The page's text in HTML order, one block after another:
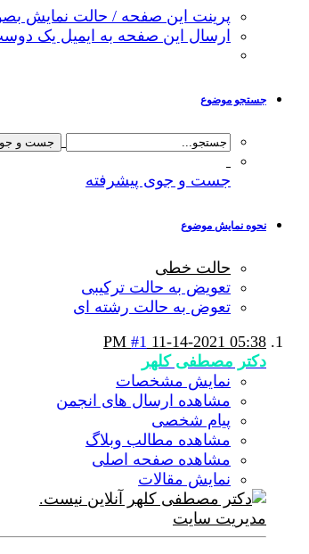
پرینت این صفحه / حالت نمایش
ارسال این صفحه به ایمیل یک
جستجو موضوع
جست و جوی پیشرفته
نحوه نمایش موضوع
حالت خطی
تعویض به حالت ترکیبی
تعوض به حالت رشته ای
11-14-2021 05:38 PM
#1
دکتر مصطفی کلهر
نمایش مشخصات
مشاهده ارسال های انجمن
پیام شخصی
مشاهده مطالب وبلاگ
مشاهده صفحه اصلی
نمایش مقالات
مدیریت سایت